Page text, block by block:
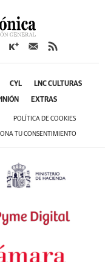
CYL LNC CULTURAS
EXTRAS
POLÍTICA DE COOKIES
TU CONSENTIMIENTO